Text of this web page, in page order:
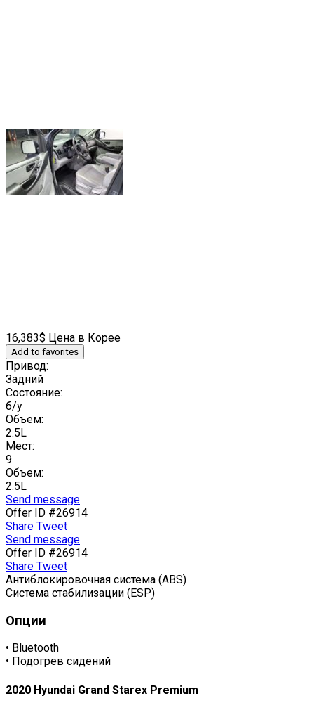
16,383$ Цена в Корее
Add to favorites
Привод:
Задний
Состояние:
б/у
Объем:
2.5L
Мест:
9
Объем:
2.5L
Send message
Offer ID #26914
Share Tweet
Send message
Offer ID #26914
Share Tweet
Антиблокировочная система (ABS)
Система стабилизации (ESP)
Опции
• Bluetooth
• Подогрев сидений
2020 Hyundai Grand Starex Premium